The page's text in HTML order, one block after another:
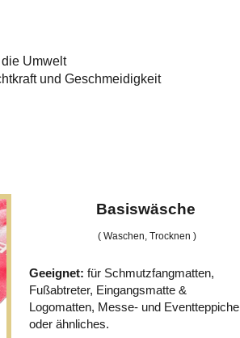
Umwelt
und Geschmeidigkeit
Basiswäsche
( Waschen, Trocknen )
Geeignet: für Schmutzfangmatten,
Fußabtreter, Eingangsmatte &
Logomatten, Messe- und Eventteppiche
oder ähnliches.